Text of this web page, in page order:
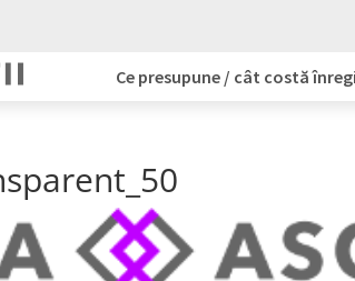
Ce presupune / cât costă